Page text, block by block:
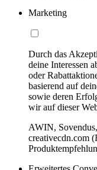
Marketing
Durch das
deine Interessen
oder
basierend auf
sowie deren
wir auf dieser
AWIN,
creativecdn.com